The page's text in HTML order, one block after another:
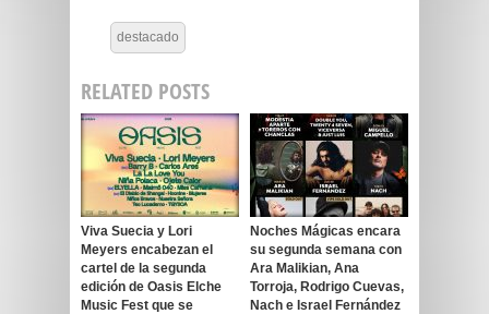
destacado
RELATED POSTS
Viva Suecia y Lori
Meyers encabezan el
cartel de la segunda
edición de Oasis Elche
Music Fest que se
Noches Mágicas encara
su segunda semana con
Ara Malikian, Ana
Torroja, Rodrigo Cuevas,
Nach e Israel Fernández